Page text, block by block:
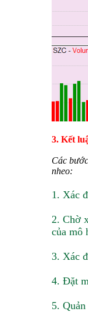
3. Kết
Các
nheo:
1. Xác
2. Chờ
của mô
3. Xác
4. Đặt
5.